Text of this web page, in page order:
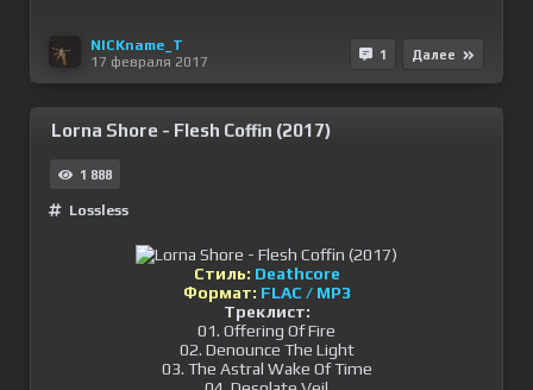
NICKname_T
17 февраля 2017
1 Далее
Lorna Shore - Flesh Coffin (2017)
1 888
Lossless
Стиль: Deathcore
Формат: FLAC / MP3
Треклист:
01. Offering Of Fire
02. Denounce The Light
03. The Astral Wake Of Time